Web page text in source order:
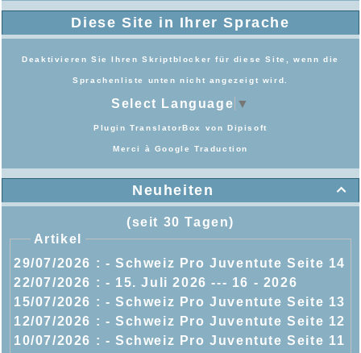
Diese Site in Ihrer Sprache
Deaktivieren Sie Ihren Skriptblocker für diese Site, wenn die
Sprachenliste unten nicht angezeigt wird.
Select Language ▼
Plugin TranslatorBox vonDipisoft
Merci à Google Traduction

Neuheiten
(seit 30 Tagen)
Artikel
29/07/2026 : - Schweiz Pro Juventute Seite 14
22/07/2026 :
- 15. Juli 2026 --- 16 - 2026
15/07/2026 : - Schweiz Pro Juventute Seite 13
12/07/2026 : - Schweiz Pro Juventute Seite 12
10/07/2026 : - Schweiz Pro Juventute Seite 11